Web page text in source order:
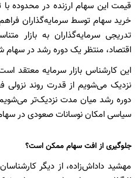
قیمت‌ این سهام ارزنده در محدوده با
خرید سهام توسط سرمایه‌گذاران
تدریجی سرمایه‌گذاران به بازار
اقتصاد، منتظر یک دوره رشد در سهام
این کارشناس بازار سرمایه معتقد
نزدیک می‌شویم از قدرت روند
دوره رشد میان مدت نزدیک‌تر
سیاسی امکان نوسانات صعودی در سهام
جلوگیری از افت سهام ممکن است؟
مهشید داداش‌زاده، از دیگر کارشناسان